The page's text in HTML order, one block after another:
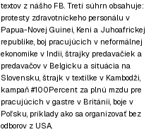
textov z nášho FB. Tretí súhrn obsahuje:
protesty zdravotníckeho personálu v
Papua-Novej Guinei, Keni a Juhoafrickej
republike, boj pracujúcich v neformálnej
ekonomike v Indii, štrajky predavačiek a
predavačov v Belgicku a situácia na
Slovensku, štrajk v textilke v Kambodži,
kampaň #100Percent za plnú mzdu pre
pracujúcich v gastre v Británii, boje v
Poľsku, príklady ako sa organizovať bez
odborov z USA.